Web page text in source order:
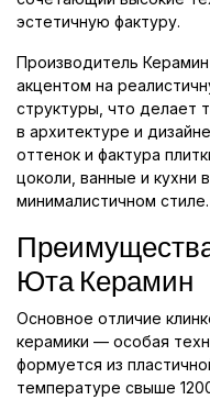
эстетичную фактуру.
Производитель
акцентом на
структуры, что делает
в архитектуре и
оттенок и фактура
цоколи, ванные и кухни
минималистичном стиле.
Юта Керамин
Основное отличие
керамики — особая
формуется из
температуре свыше